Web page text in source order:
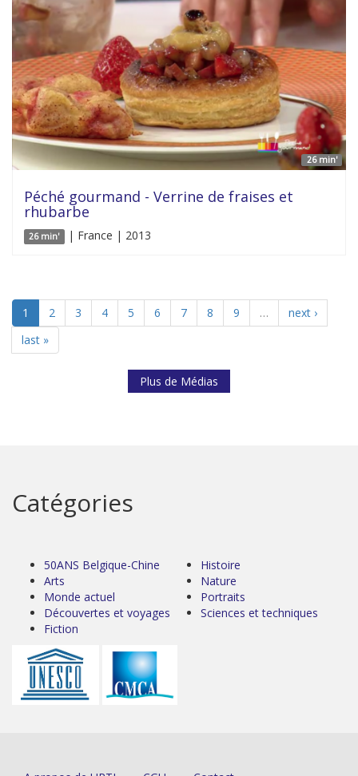
26 min'
Péché gourmand - Verrine de fraises et
rhubarbe
26 min' | France | 2013
1 2 3 4 5 6 7 8 9 …
next ›
last »
Plus de Médias
Catégories
50ANS Belgique-Chine
Arts
Monde actuel
Découvertes et voyages
Fiction
Histoire
Nature
Portraits
Sciences et techniques